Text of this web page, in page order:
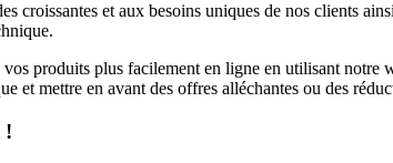
croissantes et aux besoins uniques de nos clients
produits plus facilement en ligne en utilisant
et mettre en avant des offres alléchantes ou des
!